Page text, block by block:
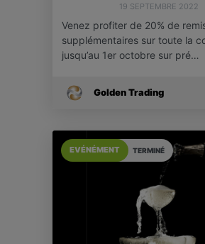
19 SEPTEMBRE 2022
Venez profiter de 20% de
supplémentaires sur toute la
jusqu’au 1er octobre sur pré…
Golden Trading
TERMINÉ
EVÉNÉMENT